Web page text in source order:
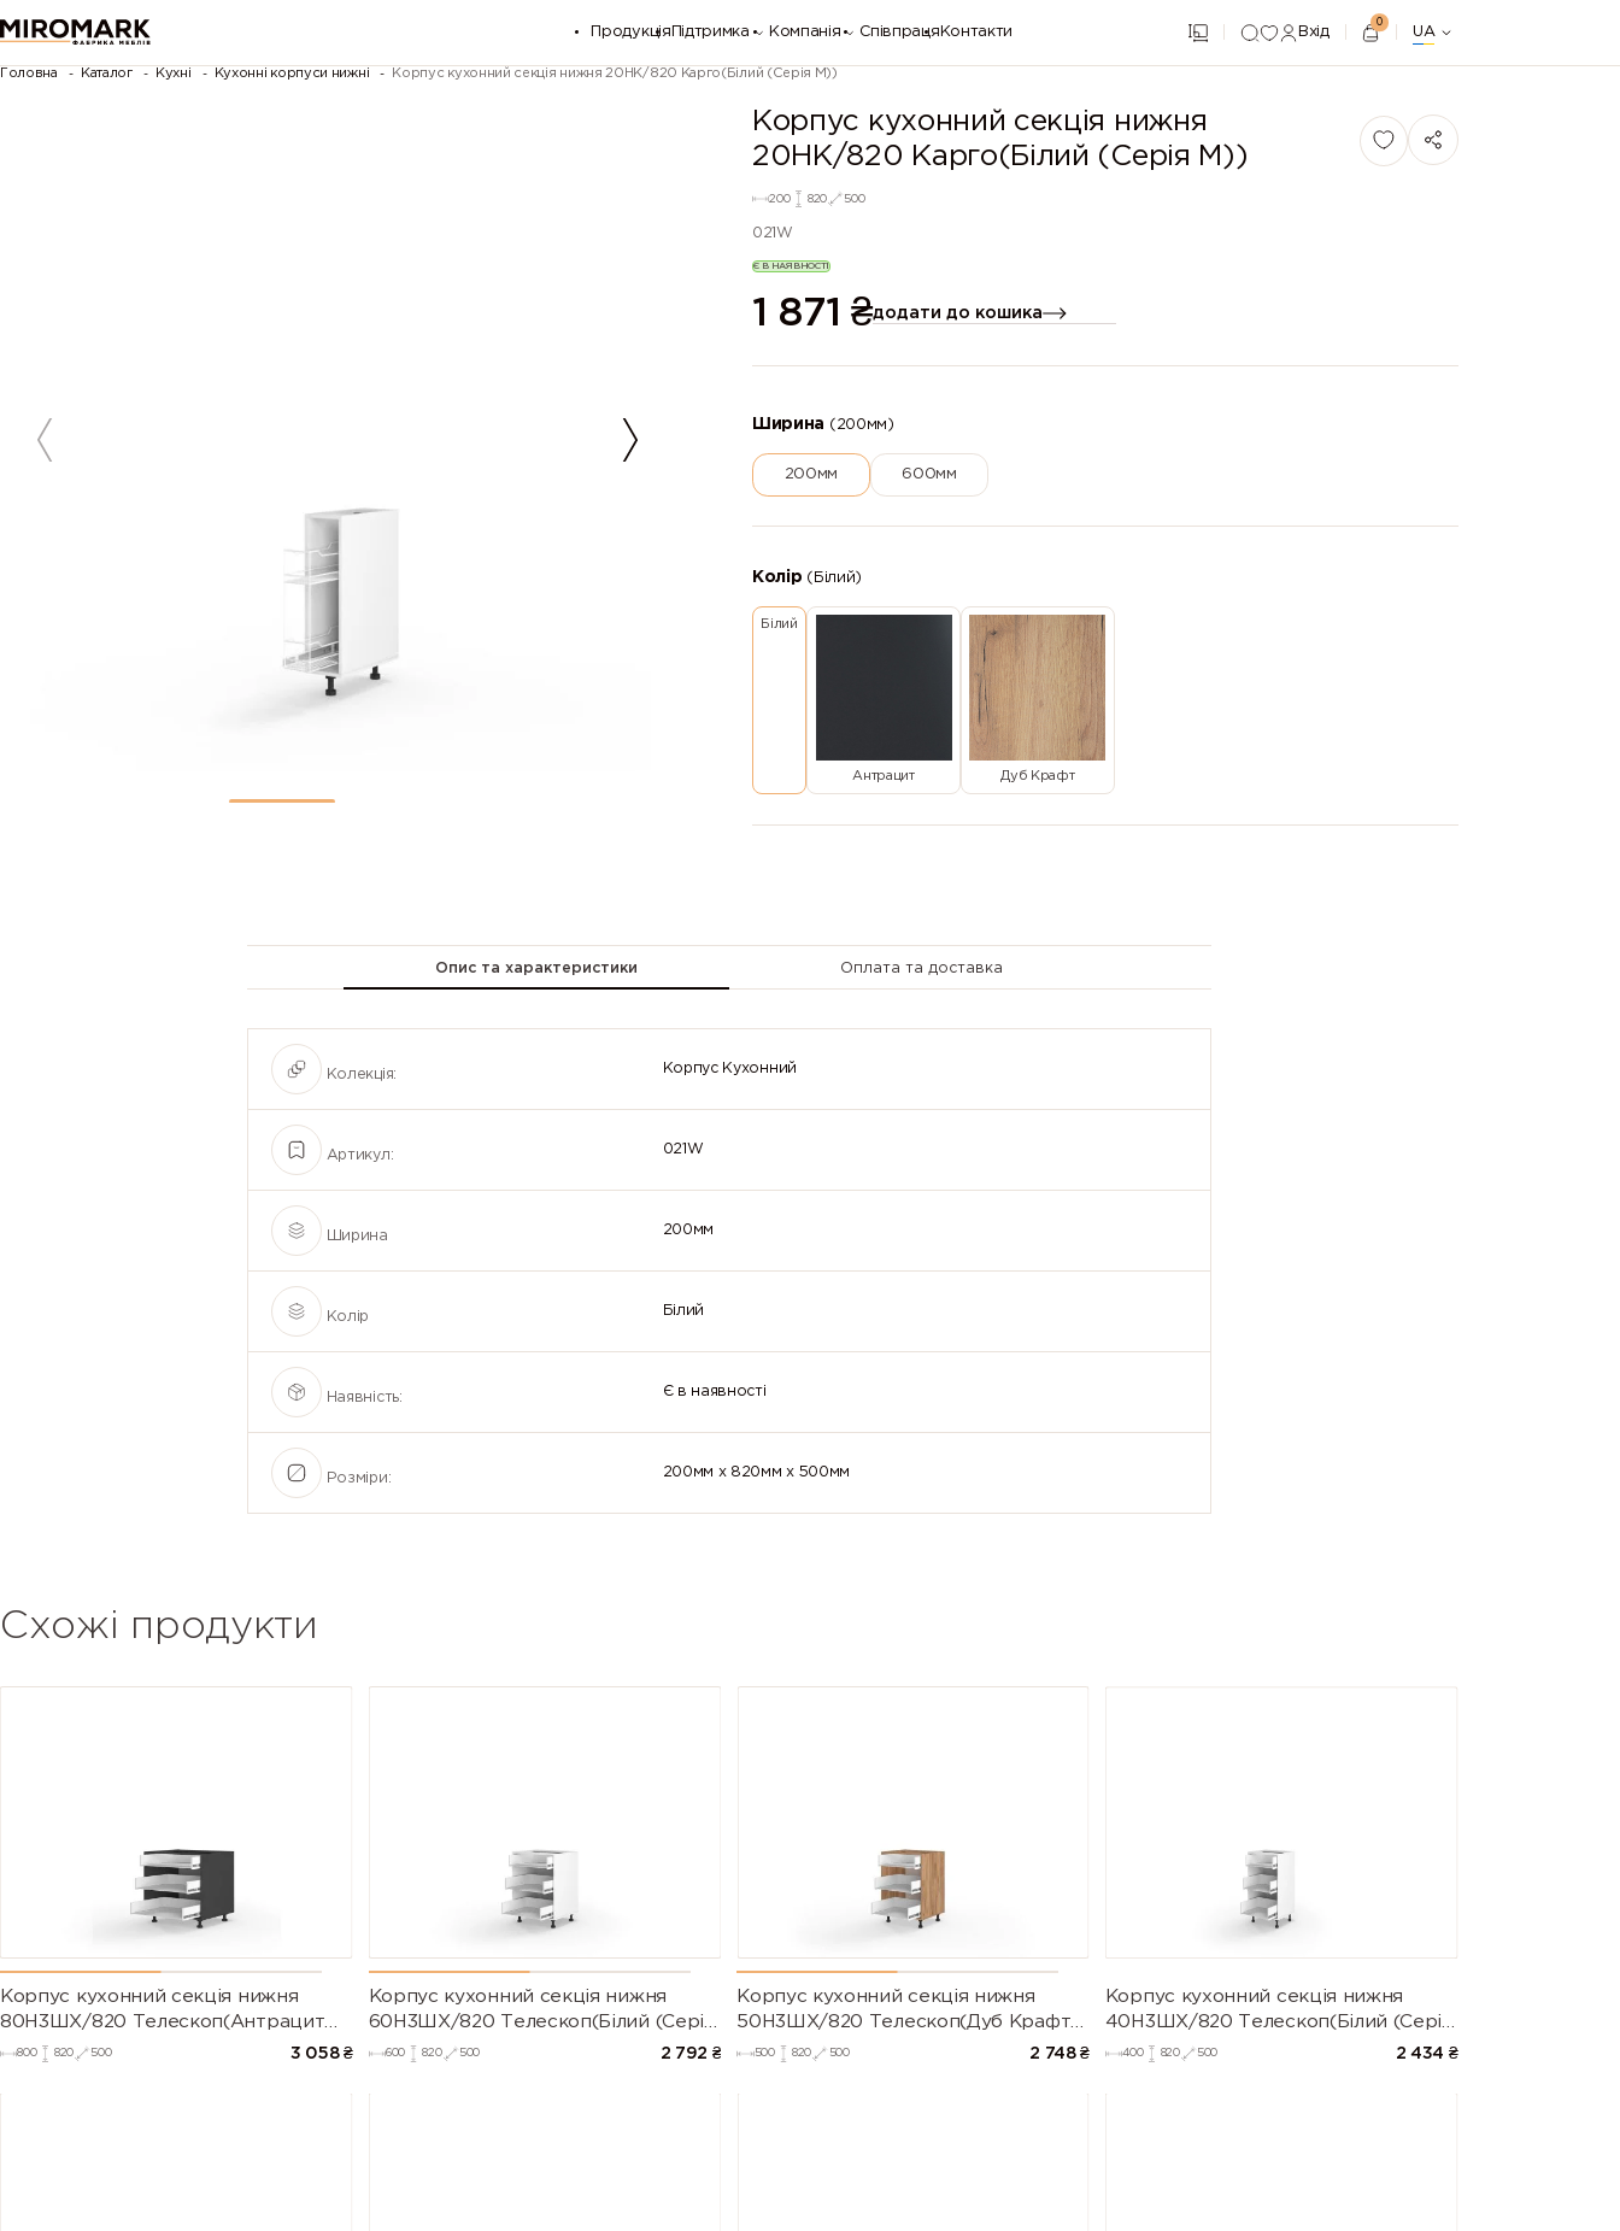
Продукція Підтримка Компанія Співпраця Контакти Вхід
0
UA
Головна Каталог Кухні Кухонні корпуси нижні Корпус кухонний секція нижня 20НК/820 Карго(Білий (Серія М))
Корпус кухонний секція нижня
20НК/820 Карго(Білий (Серія М))
200 820 500
021W
Є В НАЯВНОСТІ
1 871 ₴додати до кошика
Ширина (200мм)
200мм 600мм
Колір (Білий)
Білий
Антрацит Дуб Крафт
Опис та характеристики Оплата та доставка
Колекція: Корпус Кухонний
Артикул: 021W
Ширина 200мм
Колір Білий
Наявність: Є в наявності
Розміри: 200мм x 820мм x 500мм
Схожі продукти
Корпус кухонний секція нижня
80Н3ШХ/820 Телескоп(Антрацит
(Серія М))
800 820 500 3 058 ₴
Корпус кухонний секція нижня
60Н3ШХ/820 Телескоп(Білий (Серія
М))
600 820 500 2 792 ₴
Корпус кухонний секція нижня
50Н3ШХ/820 Телескоп(Дуб Крафт
(Серія М))
500 820 500 2 748 ₴
Корпус кухонний секція нижня
40Н3ШХ/820 Телескоп(Білий (Серія
М))
400 820 500 2 434 ₴